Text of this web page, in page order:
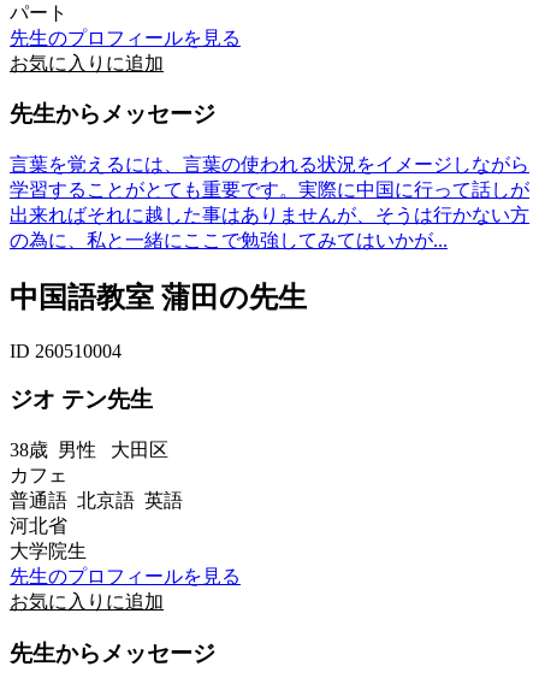
パート
先生のプロフィールを見る
お気に入りに追加
先生からメッセージ
言葉を覚えるには、言葉の使われる状況をイメージしながら
学習することがとても重要です。実際に中国に行って話しが
出来ればそれに越した事はありませんが、そうは行かない方
の為に、私と一緒にここで勉強してみてはいかが...
中国語教室 蒲田の先生
ID 260510004
ジオ テン先生
38歳 男性 大田区
カフェ
普通語 北京語 英語
河北省
大学院生
先生のプロフィールを見る
お気に入りに追加
先生からメッセージ